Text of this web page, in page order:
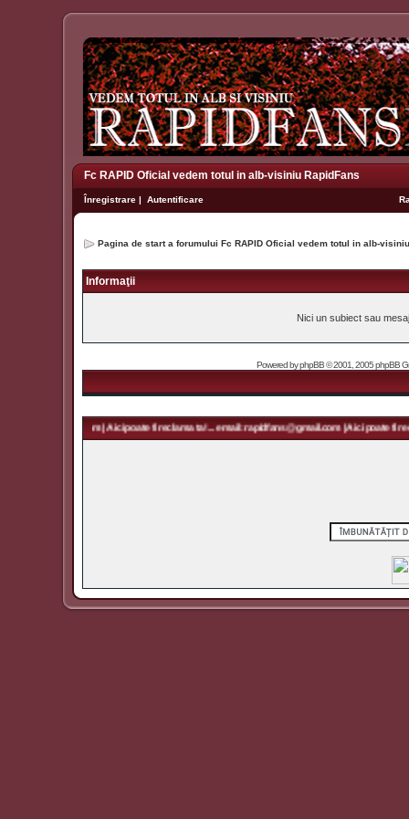
Fc RAPID Oficial vedem totul in alb-visiniu RapidFans
Înregistrare | Autentificare
Pagina de start a forumului Fc RAPID Oficial vedem totul in alb-
Informaţii
Nici un subiect sau
Powered byphpBB© 2001, 2005 phpBB
| Aici poate fi reclama ta! ... email: rapidfans@gmail.com | Aici poate fi